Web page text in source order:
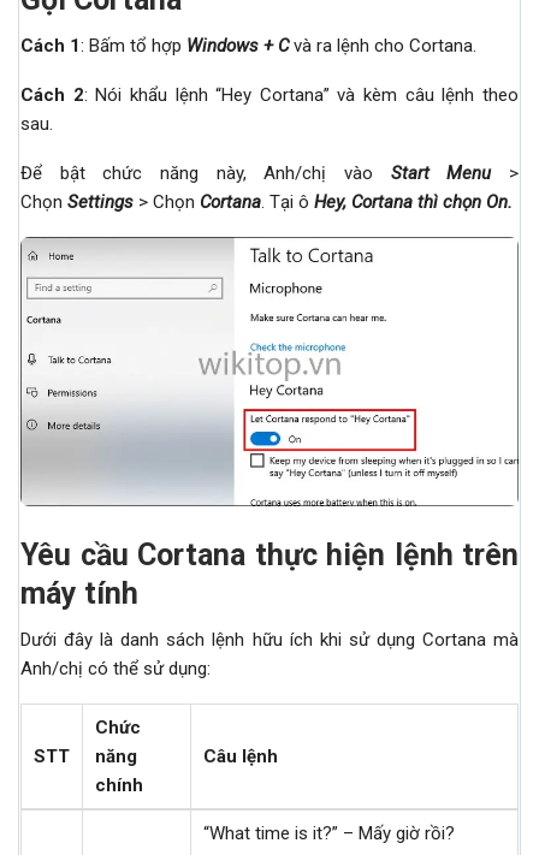
Cách 1: Bấm tổ hợp Windows + Cvà ra lệnh cho Cortana.
Cách 2: Nói khẩu lệnh “Hey Cortana” và kèm câu lệnh theo
sau.
Để bật chức năng này, Anh/chị vào Start Menu>
Chọn Settings > Chọn Cortana. Tại ô Hey, Cortana thì chọn On.
Yêu cầu Cortana thực hiện lệnh trên
máy tính
Dưới đây là danh sách lệnh hữu ích khi sử dụng Cortana mà
Anh/chị có thể sử dụng:
STT
Chức
năng
chính
Câu lệnh
“What time is it?” – Mấy giờ rồi?